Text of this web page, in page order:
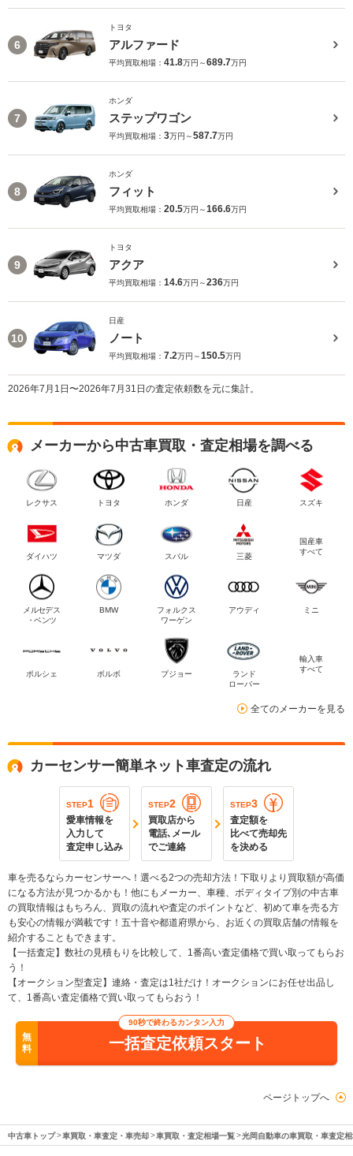
6
トヨタ
アルファード
平均買取相場： 41.8万円～689.7万円
7
ホンダ
ステップワゴン
平均買取相場： 3万円～587.7万円
8
ホンダ
フィット
平均買取相場： 20.5万円～166.6万円
9
トヨタ
アクア
平均買取相場： 14.6万円～236万円
10
日産
ノート
平均買取相場： 7.2万円～150.5万円
2026年7月1日〜2026年7月31日の査定依頼数を元に集計。
メーカーから中古車買取・査定相場を調べる
レクサス トヨタ ホンダ 日産 スズキ
ダイハツ マツダ スバル 三菱
国産車
すべて
メルセデス
・ベンツ
BMW
フォルクス
ワーゲン
アウディ ミニ
ポルシェ ボルボ プジョー
ランド
ローバー
輸入車
すべて
全てのメーカーを見る
カーセンサー簡単ネット車査定の流れ
STEP1
愛車情報を
入力して
査定申し込み
STEP2
買取店から
電話､メール
でご連絡
STEP3
査定額を
比べて売却先
を決める
車を売るならカーセンサーへ！選べる2つの売却方法！下取りより買取額が高価
になる方法が見つかるかも！他にもメーカー、車種、ボディタイプ別の中古車
の買取情報はもちろん、買取の流れや査定のポイントなど、初めて車を売る方
も安心の情報が満載です！五十音や都道府県から、お近くの買取店舗の情報を
紹介することもできます。
【一括査定】数社の見積もりを比較して、1番高い査定価格で買い取ってもらお
う！
【オークション型査定】連絡・査定は1社だけ！オークションにお任せ出品し
て、1番高い査定価格で買い取ってもらおう！
無
料
90秒で終わるカンタン入力
一括査定依頼スタート
ページトップへ
中古車トップ 車買取・車査定・車売却 車買取・査定相場一覧 光岡自動車の車買取・車査定